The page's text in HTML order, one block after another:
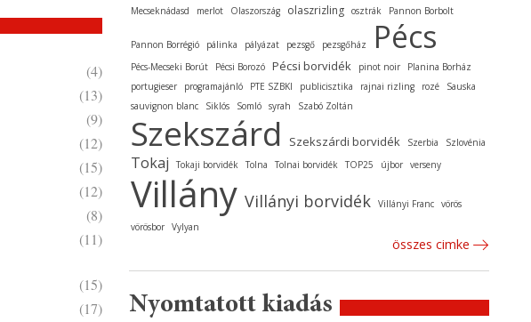
(4)
(13)
(9)
(12)
(15)
(12)
(8)
(11)
(15)
(17)
Mecseknádasd
merlot Olaszország olaszrizling osztrák Pannon Borbolt
Pannon Borrégió pálinka pályázat pezsgő pezsgőház Pécs
Pécs-Mecseki Borút Pécsi Borozó Pécsi borvidék pinot noir
Planina Borház
portugieser
programajánló PTE SZBKI publicisztika rajnai rizling rozé
Sauska
sauvignon blanc
Siklós Somló syrah Szabó Zoltán
Szekszárd Szekszárdi borvidék Szerbia Szlovénia
Tokaj Tokaji borvidék Tolna Tolnai borvidék TOP25 újbor verseny
Villány Villányi borvidék Villányi Franc vörös
vörösbor Vylyan
összes cimke
Nyomtatott kiadás